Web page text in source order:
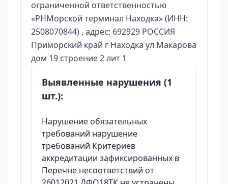
ограниченной ответственностью
«РНМорской терминал Находка» (ИНН:
2508070844) , адрес: 692929 РОССИЯ
Приморский край г Находка ул Макарова
дом 19 строение 2 лит 1
Выявленные нарушения (1
шт.):
Нарушение обязательных
требований нарушение
требований Критериев
аккредитации зафиксированных в
Перечне несоответствий от